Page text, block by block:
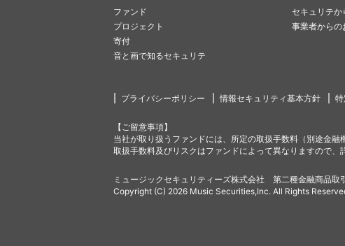
ファンド
プロジェクト
寄付
音と画で知るセキュリテ
セキュリテ
事業者からの
プライバシーポリシー 情報セキュリティ基本方針
【ご留意事項】
当社が取り扱うファンドには、所定の取扱手数料（別途金
取扱手数料及びリスクはファンドによって異なりますので、
ミュージックセキュリティーズ株式会社 第二種金融商品
Copyright (C) 2026 Music Securities,Inc. All Rights